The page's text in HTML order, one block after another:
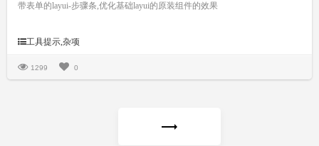
带表单的layui-步骤条,优化基础layui的原装组件的效果
工具提示,杂项
1299 0